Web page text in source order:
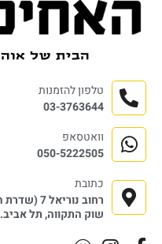
טלפון להזמנות
03-3763644
וואטסאפ
050-5222505
כתובת
רחוב נוריאל 7 (שדרת הבשר)
שוק התקווה, תל אביב.